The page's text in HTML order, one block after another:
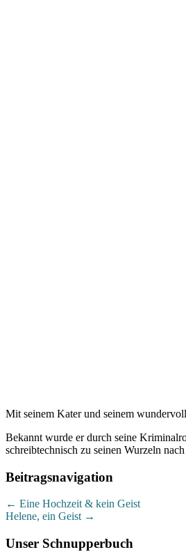
Mit seinem Kater und seinem
Bekannt wurde er durch seine
schreibtechnisch zu seinen Wurzeln
Beitragsnavigation
← Eine Hochzeit & kein Geist
Helene, ein Geist →
Unser Schnupperbuch